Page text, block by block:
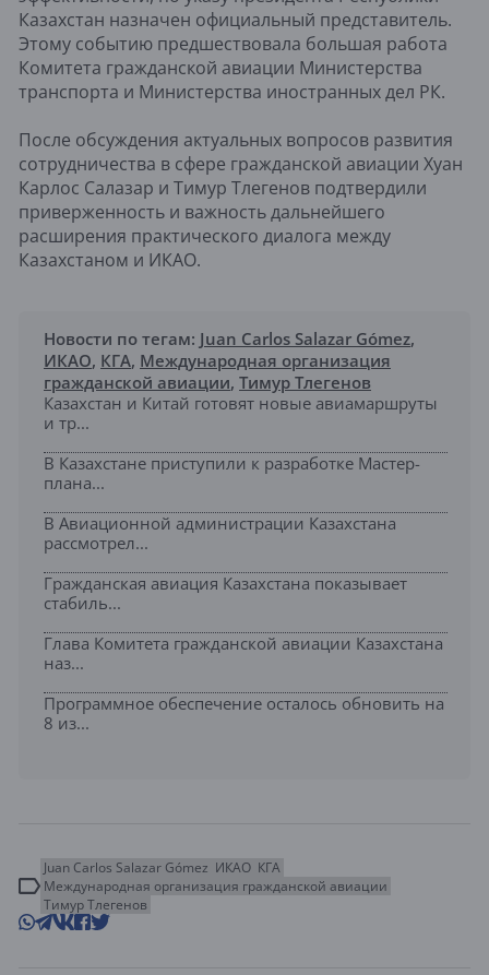
Казахстан назначен официальный представитель.
Этому событию предшествовала большая работа
Комитета гражданской авиации Министерства
транспорта и Министерства иностранных дел РК.
После обсуждения актуальных вопросов развития
сотрудничества в сфере гражданской авиации Хуан
Карлос Салазар и Тимур Тлегенов подтвердили
приверженность и важность дальнейшего
расширения практического диалога между
Казахстаном и ИКАО.
Новости по тегам: Juan Carlos Salazar Gómez,
ИКАО, КГА, Международная организация
гражданской авиации, Тимур Тлегенов
Казахстан и Китай готовят новые авиамаршруты
и тр...
В Казахстане приступили к разработке Мастер-
плана...
В Авиационной администрации Казахстана
рассмотрел...
Гражданская авиация Казахстана показывает
стабиль...
Глава Комитета гражданской авиации Казахстана
наз...
Программное обеспечение осталось обновить на
8 из...
Juan Carlos Salazar Gómez ИКАО КГА
Международная организация гражданской авиации
Тимур Тлегенов